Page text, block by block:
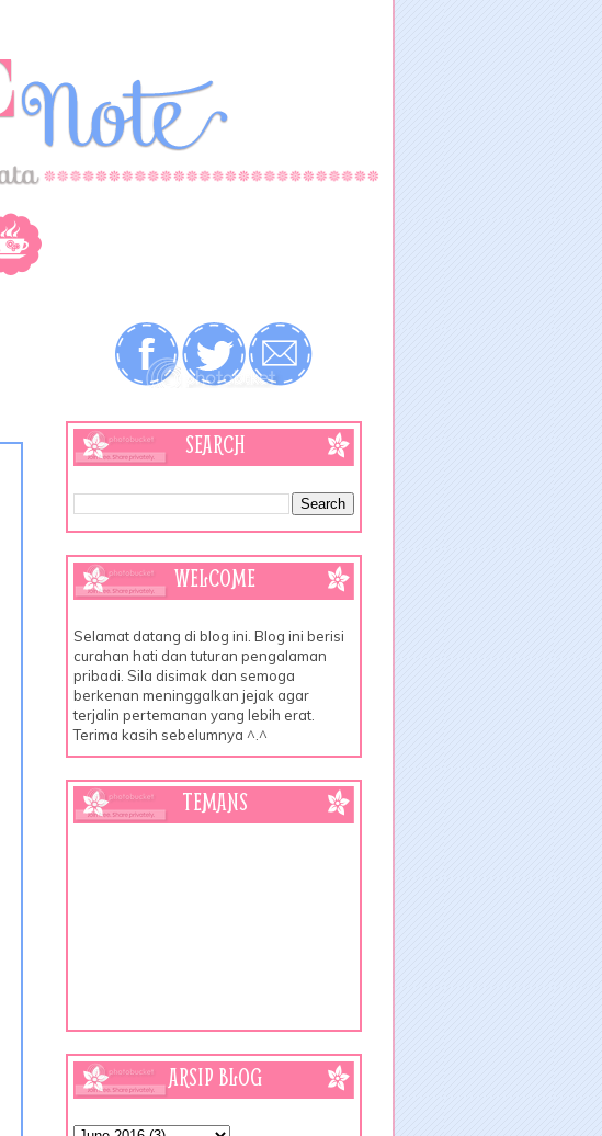
SEARCH
WELCOME
Selamat datang di blog ini. Blog ini berisi
curahan hati dan tuturan pengalaman
pribadi. Sila disimak dan semoga
berkenan meninggalkan jejak agar
terjalin pertemanan yang lebih erat.
Terima kasih sebelumnya ^.^
TEMANS
ARSIP BLOG